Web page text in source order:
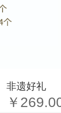
非遗好礼
￥